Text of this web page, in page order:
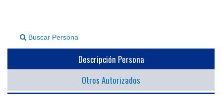
Buscar Persona
Descripción Persona
Otros Autorizados